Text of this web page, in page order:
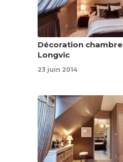
Décoration
Longvic
23 juin 2014